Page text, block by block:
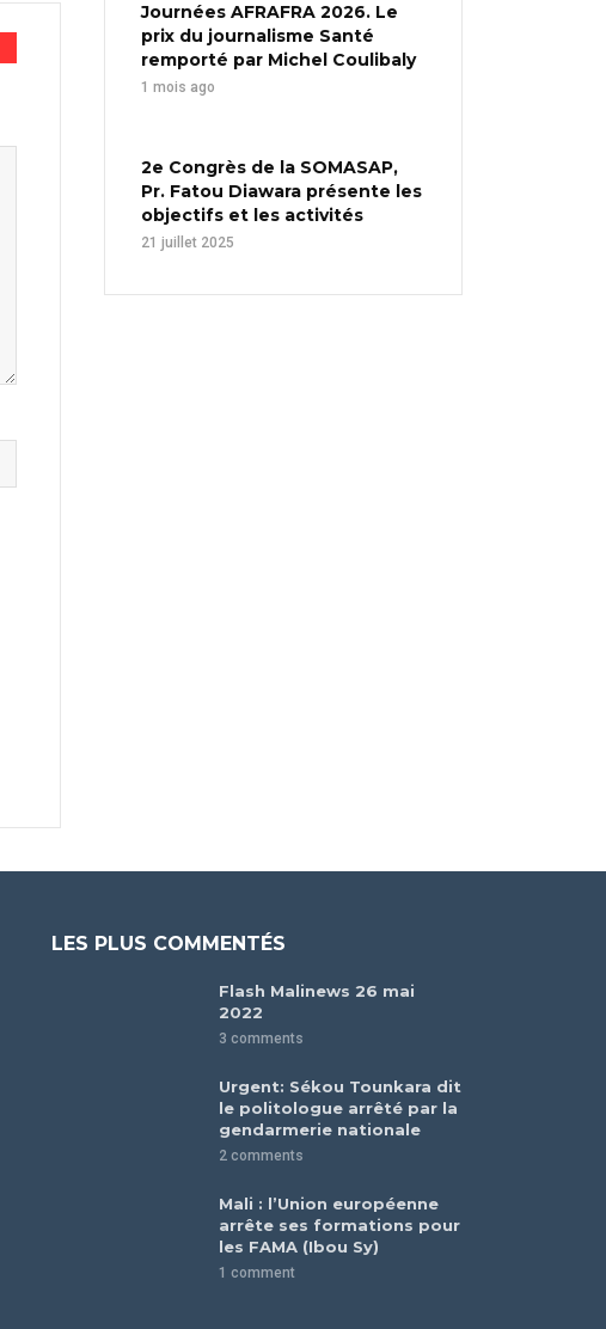
Journées AFRAFRA 2026. Le
prix du journalisme Santé
remporté par Michel Coulibaly
1 mois ago
2e Congrès de la SOMASAP,
Pr. Fatou Diawara présente les
objectifs et les activités
21 juillet 2025
LES PLUS COMMENTÉS
Flash Malinews 26 mai
2022
3 comments
Urgent: Sékou Tounkara dit
le politologue arrêté par la
gendarmerie nationale
2 comments
Mali : l’Union européenne
arrête ses formations pour
les FAMA (Ibou Sy)
1 comment